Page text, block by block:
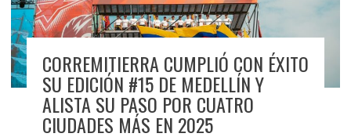
CORREMITIERRA CUMPLIÓ CON ÉXITO
SU EDICIÓN #15 DE MEDELLÍN Y
ALISTA SU PASO POR CUATRO
CIUDADES MÁS EN 2025